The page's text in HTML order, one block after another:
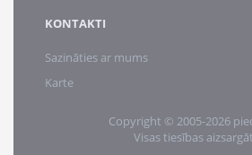
KONTAKTI
Sazināties ar mums
Karte
Copyright © 2005-2026
Visas tiesības